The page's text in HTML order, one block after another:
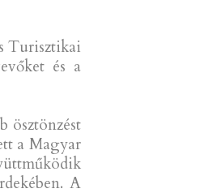
Turisztikai
és a
ösztönzést
a Magyar
A